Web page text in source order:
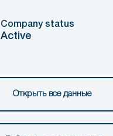
Company status
Active
Открыть все данные